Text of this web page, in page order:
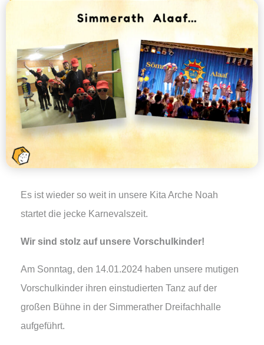
Es ist wieder so weit in unsere Kita Arche Noah
startet die jecke Karnevalszeit.
Wir sind stolz auf unsere Vorschulkinder!
Am Sonntag, den 14.01.2024 haben unsere mutigen
Vorschulkinder ihren einstudierten Tanz auf der
großen Bühne in der Simmerather Dreifachhalle
aufgeführt.